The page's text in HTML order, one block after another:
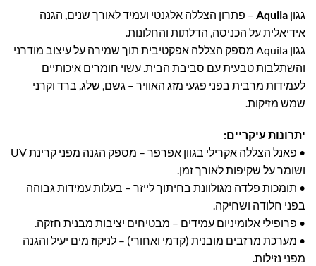
גגון Aquila – פתרון הצללה אלגנטי ועמיד לאורך שנים, הגנה
אידיאלית על הכניסה, הדלתות והחלונות.
גגון Aquila מספק הצללה אפקטיבית תוך שמירה על עיצוב מודרני
והשתלבות טבעית עם סביבת הבית. עשוי חומרים איכותיים
לעמידות מרבית בפני פגעי מזג האוויר – גשם, שלג, ברד וקרני
שמש מזיקות.
יתרונות עיקריים:
• פאנל הצללה אקרילי בגוון אפרפר – מספק הגנה מפני קרינת UV
ושומר על שקיפות לאורך זמן.
• תומכות פלדה מגולוונת בחיתוך לייזר – בעלות עמידות גבוהה
בפני חלודה ושחיקה.
• פרופילי אלומיניום עמידים – מבטיחים יציבות מבנית חזקה.
• מערכת מרזבים מובנית (קדמי ואחורי) – לניקוז מים יעיל והגנה
מפני נזילות.